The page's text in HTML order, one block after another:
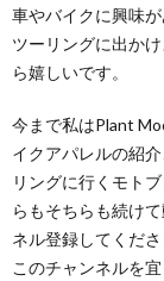
車やバイクに興味
ツーリングに出か
ら嬉しいです。
今まで私はPlant
イクアパレルの紹
リングに行くモト
らもそちらも続け
ネル登録してくだ
このチャンネルを